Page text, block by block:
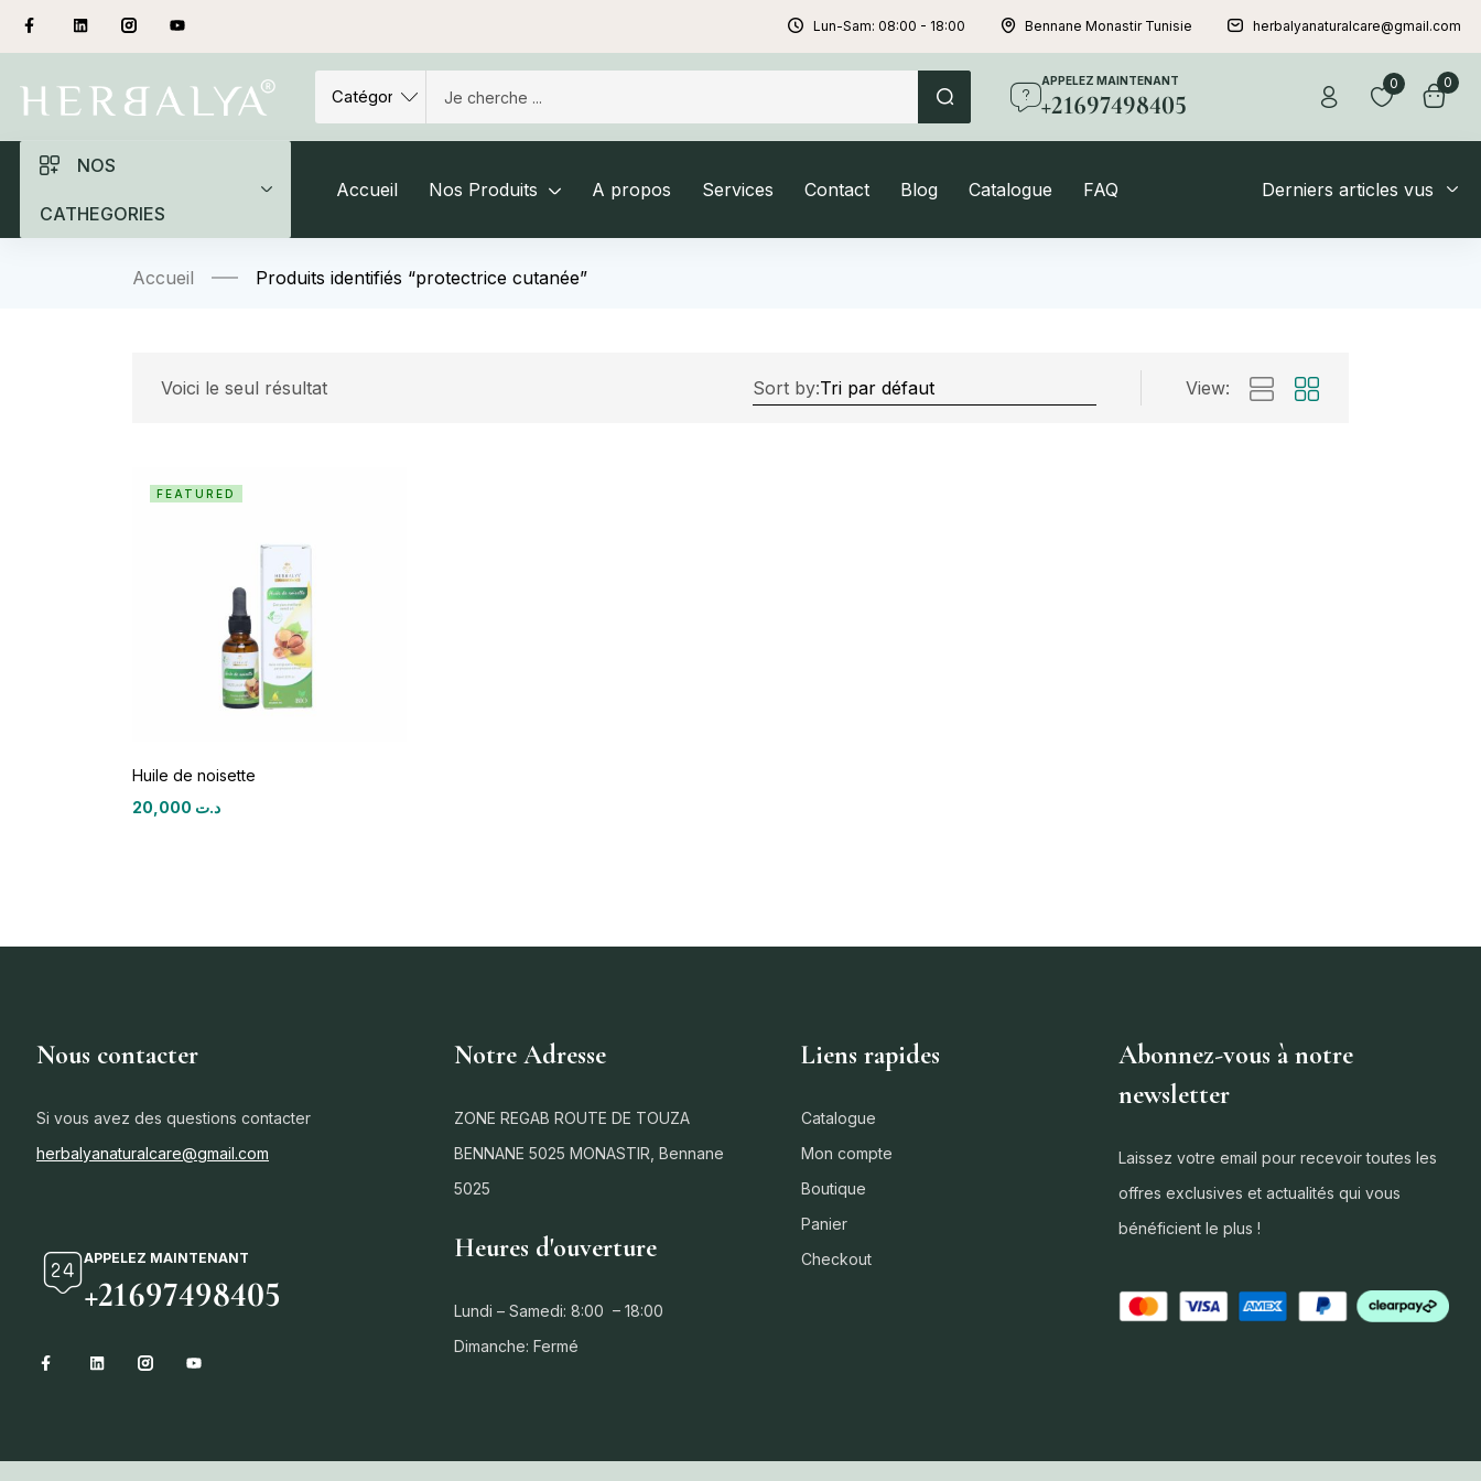
Lun-Sam: 08:00 - 18:00 Bennane Monastir Tunisie herbalyanaturalcare@gmail.com
APPELEZ MAINTENANT
+21697498405
0 0
NOS
CATHEGORIES
Accueil Nos Produits A propos Services Contact Blog Catalogue FAQ Derniers articles vus
Accueil Produits identifiés “protectrice cutanée”
Voici le seul résultat Sort by: View:
FEATURED
Huile de noisette
د.ت
Nous contacter
Si vous avez des questions contacter
herbalyanaturalcare@gmail.com
APPELEZ MAINTENANT
+21697498405
Notre Adresse
ZONE REGAB ROUTE DE TOUZA
BENNANE 5025 MONASTIR, Bennane
5025
Heures d'ouverture
Lundi – Samedi: 8:00 – 18:00
Dimanche: Fermé
Liens rapides
Catalogue
Mon compte
Boutique
Panier
Checkout
Abonnez-vous à notre
newsletter
Laissez votre email pour recevoir toutes les
offres exclusives et actualités qui vous
bénéficient le plus !